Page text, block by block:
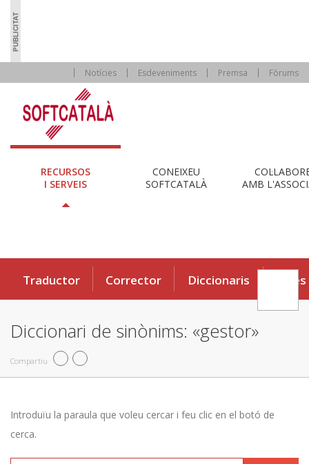
Notícies Esdeveniments Premsa Fòrums
RECURSOS
I SERVEIS
CONEIXEU
SOFTCATALÀ
AMB
Traductor Corrector Diccionaris Eines
Diccionari de sinònims: «gestor»
Compartiu
Introduïu la paraula que voleu cercar i feu clic en el botó de
cerca.